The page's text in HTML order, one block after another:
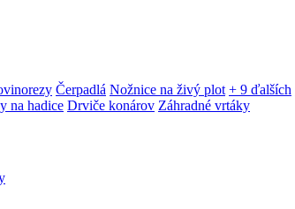
Čerpadlá Nožnice na živý plot + 9 ďalších
na hadice Drviče konárov Záhradné vrtáky